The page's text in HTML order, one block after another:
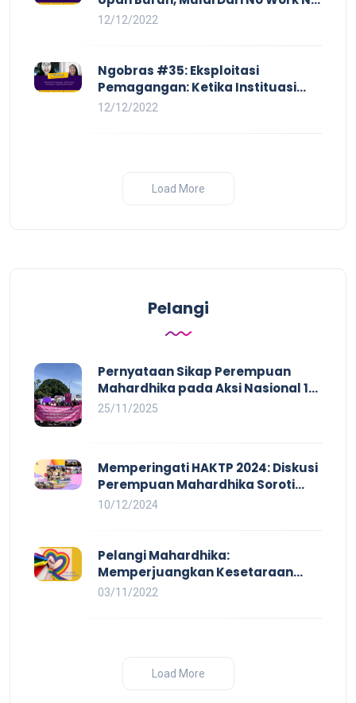
Pay Hingga Skorsing
12/12/2022
Ngobras #35: Eksploitasi
Pemagangan: Ketika Instituasi
Pendidikan Tunduk pada Hilir
12/12/2022
Load More
Pelangi
Pernyataan Sikap Perempuan
Mahardhika pada Aksi Nasional 16
HAKTP 2025 Kerja Layak dan Bebas
25/11/2025
Memperingati HAKTP 2024: Diskusi
Perempuan Mahardhika Soroti
Kerja Layak yang Inklusif bagi
10/12/2024
Pelangi Mahardhika:
Memperjuangkan Kesetaraan
untuk Pekerja LBTQ
03/11/2022
Load More